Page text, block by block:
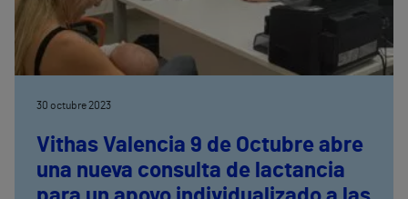
30 octubre 2023
Vithas Valencia 9 de Octubre abre
una nueva consulta de lactancia